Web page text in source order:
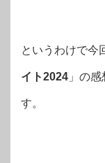
というわけで今
イト2024 」の
す。